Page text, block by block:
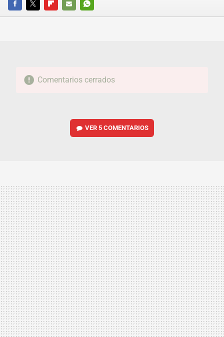
FACEBOOKTWITTERFLIPBOARD
E-
WHATSAPP
Comentarios cerrados
VER5 COMENTARIOS